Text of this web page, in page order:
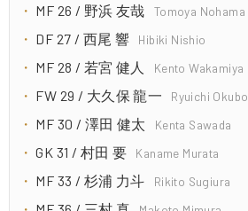
MF 26 / 野浜 友哉 Tomoya Nohama
DF 27 / 西尾 響 Hibiki Nishio
MF 28 / 若宮 健人 Kento Wakamiya
FW 29 / 大久保 龍一 Ryuichi Okubo
MF 30 / 澤田 健太 Kenta Sawada
GK 31 / 村田 要 Kaname Murata
MF 33 / 杉浦 力斗 Rikito Sugiura